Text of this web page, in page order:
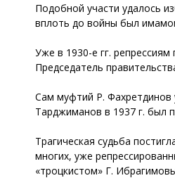
Подобной участи удалось
вплоть до войны был
Уже в 1930-е гг.
Председатель
Сам муфтий Р. Фахретдинов
Тарджиманов в 1937 г. был
Трагическая судьба
многих, уже
«троцкистом» Г.